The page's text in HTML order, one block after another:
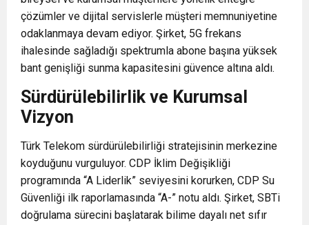
çözümler ve dijital servislerle müşteri memnuniyetine
odaklanmaya devam ediyor. Şirket, 5G frekans
ihalesinde sağladığı spektrumla abone başına yüksek
bant genişliği sunma kapasitesini güvence altına aldı.
Sürdürülebilirlik ve Kurumsal
Vizyon
Türk Telekom sürdürülebilirliği stratejisinin merkezine
koyduğunu vurguluyor. CDP İklim Değişikliği
programında “A Liderlik” seviyesini korurken, CDP Su
Güvenliği ilk raporlamasında “A-” notu aldı. Şirket, SBTi
doğrulama sürecini başlatarak bilime dayalı net sıfır